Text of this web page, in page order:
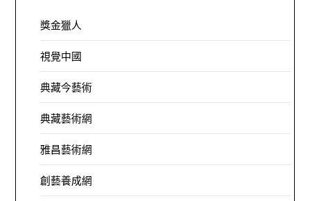
獎金獵人
視覺中國
典藏今藝術
典藏藝術網
雅昌藝術網
創藝養成網